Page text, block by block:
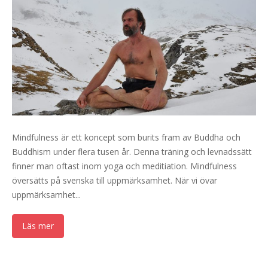
Mindfulness är ett koncept som burits fram av Buddha och
Buddhism under flera tusen år. Denna träning och levnadssätt
finner man oftast inom yoga och meditiation. Mindfulness
översätts på svenska till uppmärksamhet. När vi övar
uppmärksamhet...
Läs mer